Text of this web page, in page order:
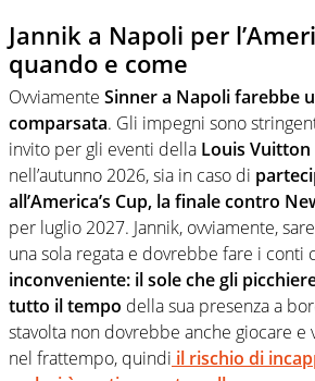
Jannik a Napoli per
quando e come
Ovviamente Sinner a Napoli farebbe
comparsata. Gli impegni sono
invito per gli eventi della Louis Vuitton
nell’autunno 2026, sia in caso di
all’America’s Cup, la finale contro
per luglio 2027. Jannik, ovviamente,
una sola regata e dovrebbe fare i conti
inconveniente: il sole che gli
tutto il tempo della sua presenza a
stavolta non dovrebbe anche giocare e
nel frattempo, quindi il rischio di